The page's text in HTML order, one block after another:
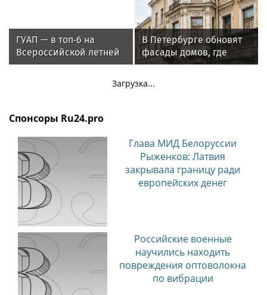
ГУАП — в топ‑6 на
Всероссийской летней
Универсиаде по
В Петербурге обновят
фасады домов, где
жили Чайковский и
Загрузка...
Спонсоры Ru24.pro
Глава МИД Белоруссии
Рыженков: Латвия
закрывала границу ради
европейских денег
Российские военные
научились находить
повреждения оптоволокна
по вибрации